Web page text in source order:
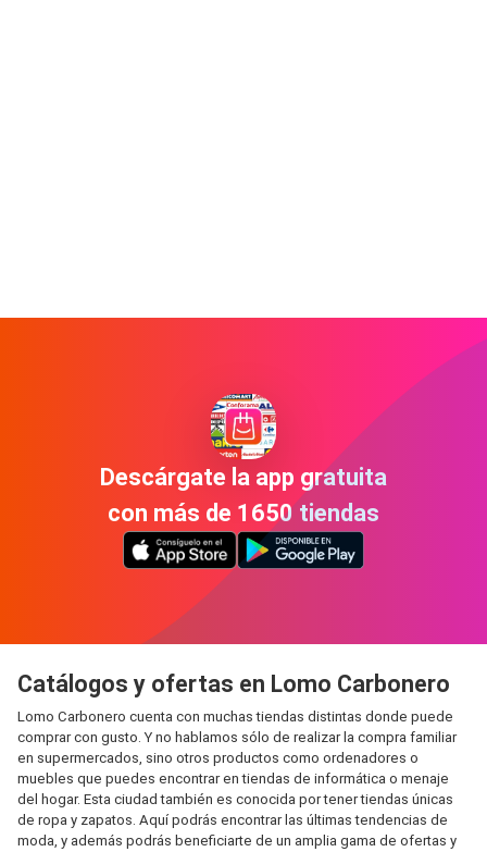
Descárgate la app gratuita
con más de 1650 tiendas
Catálogos y ofertas en Lomo Carbonero
Lomo Carbonero cuenta con muchas tiendas distintas donde puede
comprar con gusto. Y no hablamos sólo de realizar la compra familiar
en supermercados, sino otros productos como ordenadores o
muebles que puedes encontrar en tiendas de informática o menaje
del hogar. Esta ciudad también es conocida por tener tiendas únicas
de ropa y zapatos. Aquí podrás encontrar las últimas tendencias de
moda, y además podrás beneficiarte de un amplia gama de ofertas y